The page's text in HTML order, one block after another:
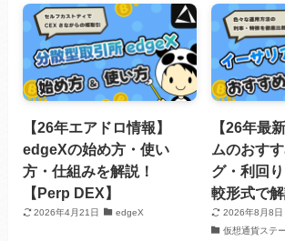
【26年エアドロ情報】
edgeXの始め方・使い
方・仕組みを解説！
【Perp DEX】
2026年4月21日 edgeX
【26年最
ムのおす
グ・利回
較形式で
2026年8月8日
仮想通貨ステ